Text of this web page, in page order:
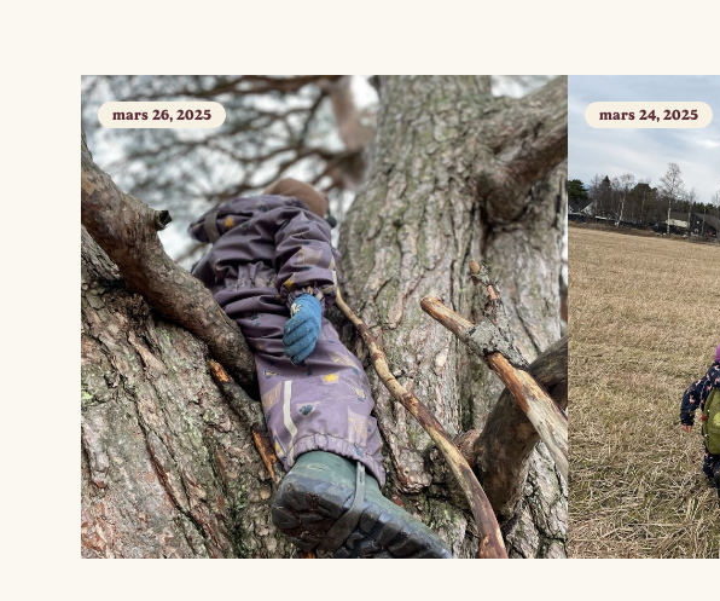
mars 26, 2025 mars 24, 2025